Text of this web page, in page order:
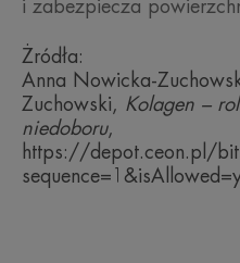
i zabezpiecza
Żródła:
Anna Nowicka-
Zuchowski, Kolagen –
niedoboru,
https://depot.ceon.pl/